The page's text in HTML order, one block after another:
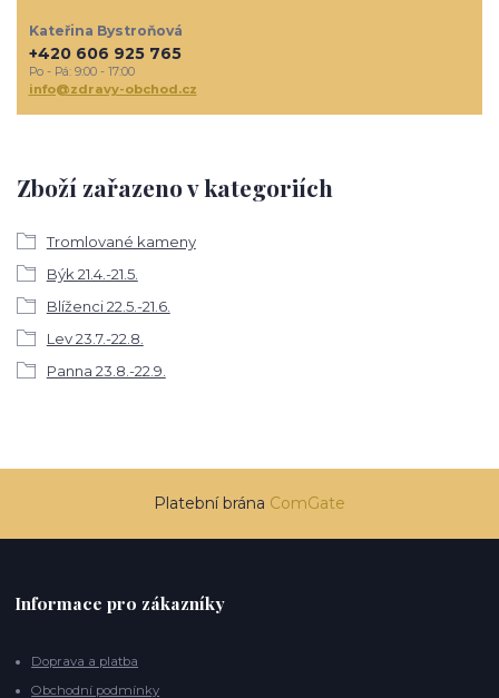
Zboží zařazeno v kategoriích
Tromlované kameny
Býk 21.4.-21.5.
Blíženci 22.5.-21.6.
Lev 23.7.-22.8.
Panna 23.8.-22.9.
Kateřina Bystroňová
+420 606 925 765
Po - Pá: 9:00 - 17:00
info@zdravy-obchod.cz
Platební brána ComGate
Informace pro zákazníky
Doprava a platba
Obchodní podmínky